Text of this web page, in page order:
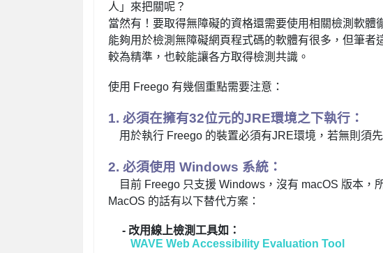
人」來把關呢？
當然有！要取得無障礙的資格還需要使用相關檢測軟體
能夠用於檢測無障礙網頁程式碼的軟體有很多，但筆者
較為精準，也較能讓各方取得檢測共識。
使用 Freego 有幾個重點需要注意：
1. 必須在擁有32位元的JRE環境之下執行：
用於執行 Freego 的裝置必須有JRE環境，若無則須先
2. 必須使用 Windows 系統：
目前 Freego 只支援 Windows，沒有 macOS 版本，
MacOS 的話有以下替代方案：
- 改用線上檢測工具如：
WAVE Web Accessibility Evaluation Tool